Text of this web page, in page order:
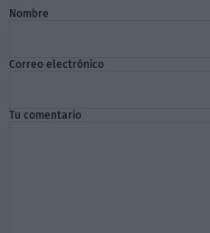
Nombre
Correo electrónico
Tu comentario